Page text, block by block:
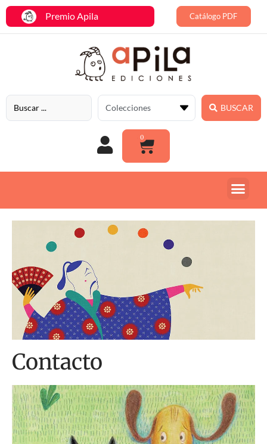
Premio Apila Catálogo PDF
BUSCAR
0
Contacto